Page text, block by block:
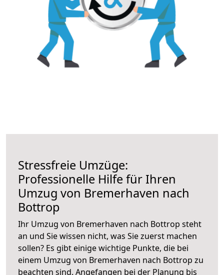
Stressfreie Umzüge:
Professionelle Hilfe für Ihren
Umzug von Bremerhaven nach
Bottrop
Ihr Umzug von Bremerhaven nach Bottrop steht
an und Sie wissen nicht, was Sie zuerst machen
sollen? Es gibt einige wichtige Punkte, die bei
einem Umzug von Bremerhaven nach Bottrop zu
beachten sind. Angefangen bei der Planung bis